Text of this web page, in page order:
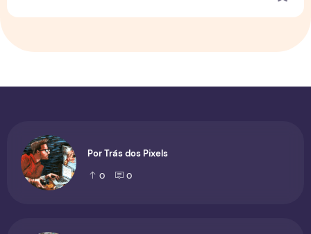
Por Trás dos Pixels
0 0